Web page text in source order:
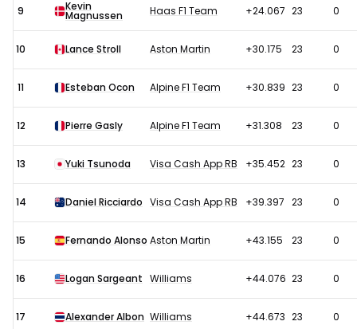
9 Kevin
Magnussen Haas F1 Team +24.067 23 0
10 Lance Stroll Aston Martin +30.175 23 0
11 Esteban Ocon Alpine F1 Team +30.839 23 0
12 Pierre Gasly Alpine F1 Team +31.308 23 0
13 Yuki Tsunoda Visa Cash App RB +35.452 23 0
14 Daniel Ricciardo Visa Cash App RB +39.397 23 0
15 Fernando Alonso Aston Martin +43.155 23 0
16 Logan Sargeant Williams +44.076 23 0
17 Alexander Albon Williams +44.673 23 0